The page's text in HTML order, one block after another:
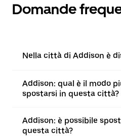
Domande
Nella città di Addison è
Addison: qual è il modo
spostarsi in questa città?
Addison: è possibile
questa città?